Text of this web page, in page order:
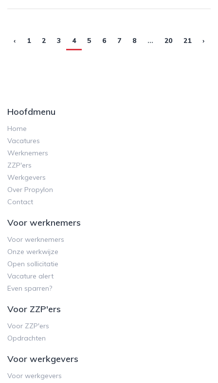
‹ 1 2 3 4 5 6 7 8 ... 20 21 ›
Hoofdmenu
Home
Vacatures
Werknemers
ZZP'ers
Werkgevers
Over Propylon
Contact
Voor werknemers
Voor werknemers
Onze werkwijze
Open sollicitatie
Vacature alert
Even sparren?
Voor ZZP'ers
Voor ZZP'ers
Opdrachten
Voor werkgevers
Voor werkgevers